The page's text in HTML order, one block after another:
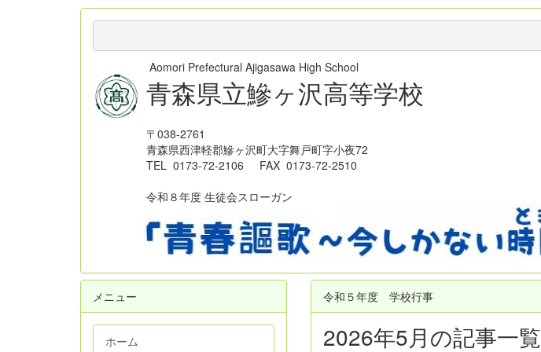
Aomori Prefectural Ajigasawa High School
青森県立鰺ヶ沢高等学校
〒038-2761
青森県西津軽郡鰺ヶ沢町大字舞戸町字小夜72
TEL 0173-72-2106 FAX 0173-72-2510
令和８年度 生徒会スローガン
令和５年度 学校行事
2026年5月の記事一覧
メニュー
ホーム